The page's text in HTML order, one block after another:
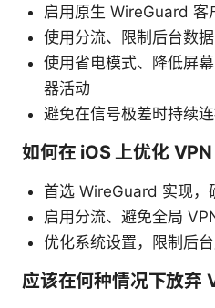
启用原生 WireGuard 客
使用分流、限制后台数据
使用省电模式、降低屏
器活动
避免在信号极差时持续
如何在 iOS 上优化 VPN
首选 WireGuard 实现，
启用分流、避免全局
优化系统设置，限制后
应该在何种情况下放弃